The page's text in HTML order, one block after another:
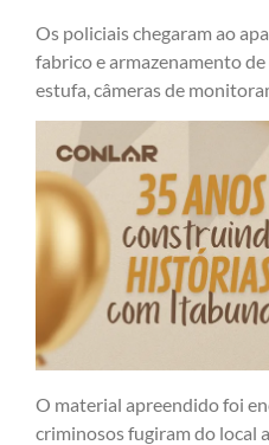
Os policiais chegaram ao
fabrico e armazenamento
estufa, câmeras de
O material apreendido foi
criminosos fugiram do local